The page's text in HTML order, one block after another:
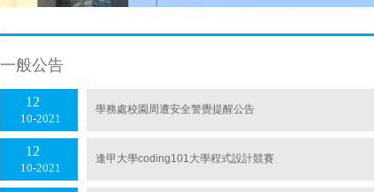
一般公告
10 2021
12 學務處校園周遭安全警覺提醒公告
10 2021
12 逢甲大學coding101大學程式設計競賽